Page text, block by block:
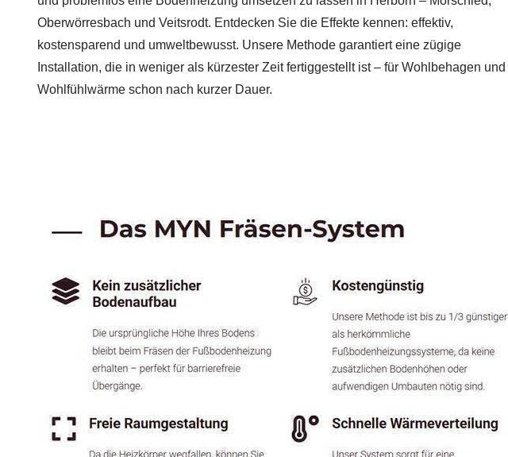
Oberwörresbach und Veitsrodt. Entdecken Sie die Effekte kennen: effektiv,
kostensparend und umweltbewusst. Unsere Methode garantiert eine zügige
Installation, die in weniger als kürzester Zeit fertiggestellt ist – für Wohlbehagen und
Wohlfühlwärme schon nach kurzer Dauer.